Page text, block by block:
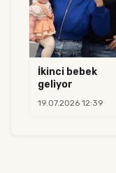
İkinci bebek
geliyor
19.07.2026 12:39